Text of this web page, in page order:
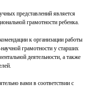
представлений является
грамотности ребенка.⠀
к организации работы
грамотности у старших
деятельности, а также
⠀
вами в соответствии с